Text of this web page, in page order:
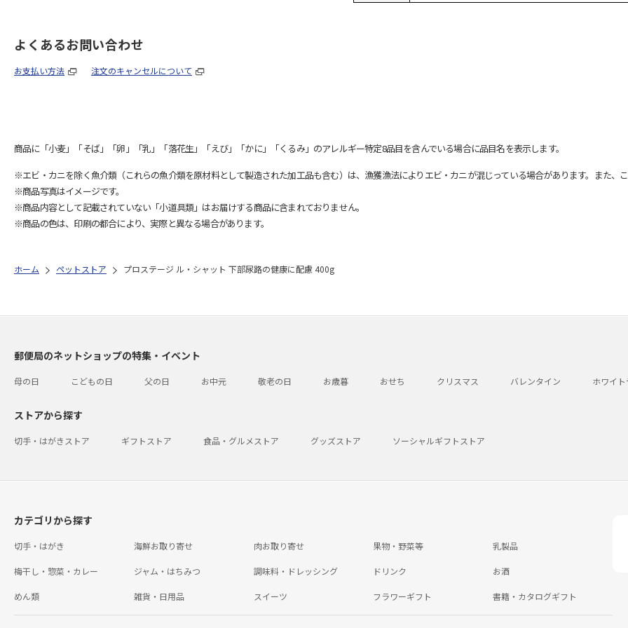
よくあるお問い合わせ
お支払い方法 注文のキャンセルについて
商品に「小麦」「そば」「卵」「乳」「落花生」「えび」「かに」「くるみ」のアレルギー特定8品目を含んでいる場合に品目名を表示します。
※エビ・カニを除く魚介類（これらの魚介類を原材料として製造された加工品も含む）は、漁獲漁法によりエビ・カニが混じっている場合があります。また、
※商品写真はイメージです。
※商品内容として記載されていない「小道具類」はお届けする商品に含まれておりません。
※商品の色は、印刷の都合により、実際と異なる場合があります。
ホーム ペットストア プロステージ ル・シャット 下部尿路の健康に配慮 400g
郵便局のネットショップの特集・イベント
母の日 こどもの日 父の日 お中元 敬老の日 お歳暮 おせち クリスマス バレンタイン ホワイ
ストアから探す
切手・はがきストア ギフトストア 食品・グルメストア グッズストア ソーシャルギフトストア
カテゴリから探す
切手・はがき 海鮮お取り寄せ 肉お取り寄せ 果物・野菜等 乳製品
梅干し・惣菜・カレー ジャム・はちみつ 調味料・ドレッシング ドリンク お酒
めん類 雑貨・日用品 スイーツ フラワーギフト 書籍・カタログギフト